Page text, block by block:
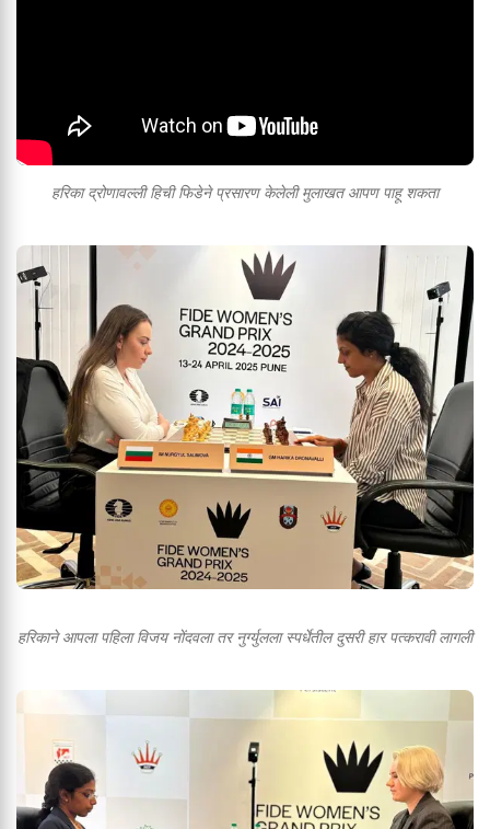
हरिका द्रोणावल्ली हिची फिडेने प्रसारण केलेली मुलाखत आपण पाहू शकता
हरिकाने आपला पहिला विजय नोंदवला तर नुर्ग्युलला स्पर्धेतील दुसरी हार पत्करावी लागली